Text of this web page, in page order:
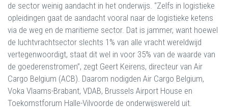
de sector weinig aandacht in het onderwijs. “Zelfs in logistieke
opleidingen gaat de aandacht vooral naar de logistieke ketens
via de weg en de maritieme sector. Dat is jammer, want hoewel
de luchtvrachtsector slechts 1% van alle vracht wereldwijd
vertegenwoordigt, staat dit wel in voor 35% van de waarde van
de goederenstromen”, zegt Geert Keirens, directeur van Air
Cargo Belgium (ACB). Daarom nodigden Air Cargo Belgium,
Voka Vlaams-Brabant, VDAB, Brussels Airport House en
Toekomstforum Halle-Vilvoorde de onderwijswereld uit.